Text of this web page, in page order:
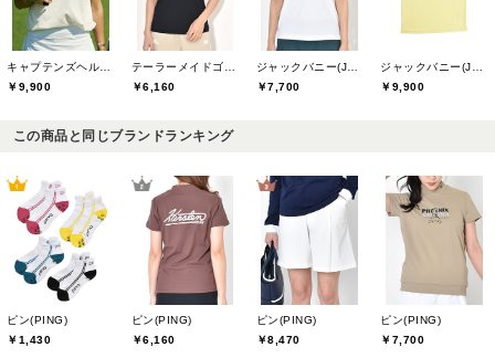
￥9,900
￥6,160
￥7,700
￥9,900
この商品と同じブランドランキング
ピン(PING)
￥1,430
ピン(PING)
￥6,160
ピン(PING)
￥8,470
ピン(PING)
￥7,700